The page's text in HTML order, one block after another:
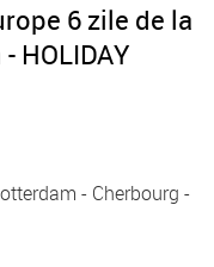
6 zile de la
HOLIDAY
- Cherbourg -